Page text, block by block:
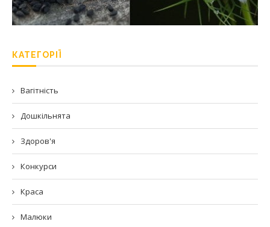
КАТЕГОРІЇ
Вагітність
Дошкільнята
Здоров'я
Конкурси
Краса
Малюки